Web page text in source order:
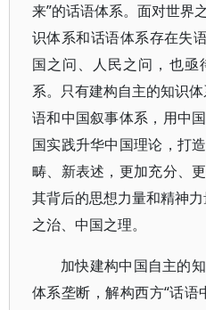
来”的话语体系。面对世界
识体系和话语体系存在失
国之问、人民之问，也
系。只有建构自主的知识
语和中国叙事体系，用中
国实践升华中国理论，打
畴、新表述，更加充分、
其背后的思想力量和精神
之治、中国之理。
加快建构中国自主的
体系垄断，解构西方“话